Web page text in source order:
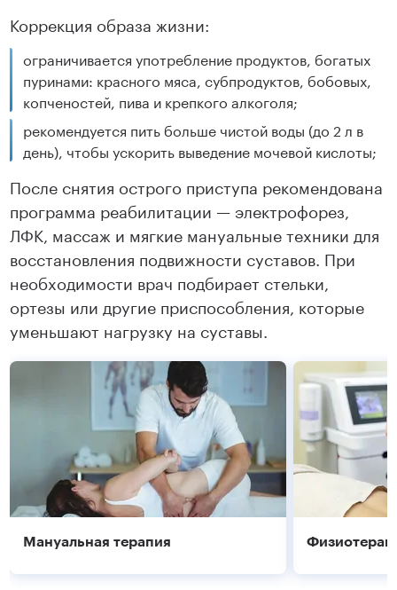
Коррекция образа жизни:
ограничивается употребление продуктов, богатых
пуринами: красного мяса, субпродуктов, бобовых,
копченостей, пива и крепкого алкоголя;
рекомендуется пить больше чистой воды (до 2 л в
день), чтобы ускорить выведение мочевой кислоты;
После снятия острого приступа рекомендована
программа реабилитации — электрофорез,
ЛФК, массаж и мягкие мануальные техники для
восстановления подвижности суставов. При
необходимости врач подбирает стельки,
ортезы или другие приспособления, которые
уменьшают нагрузку на суставы.
Мануальная терапия